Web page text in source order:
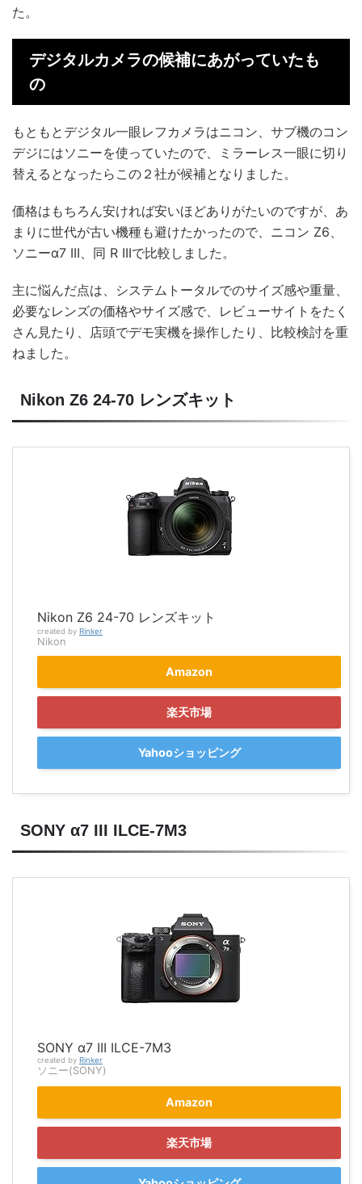
た。
デジタルカメラの候補にあがっていたも
の
もともとデジタル一眼レフカメラはニコン、サブ機のコン
デジにはソニーを使っていたので、ミラーレス一眼に切り
替えるとなったらこの２社が候補となりました。
価格はもちろん安ければ安いほどありがたいのですが、あ
まりに世代が古い機種も避けたかったので、ニコン Z6、
ソニーα7 III、同 R IIIで比較しました。
主に悩んだ点は、システムトータルでのサイズ感や重量、
必要なレンズの価格やサイズ感で、レビューサイトをたく
さん見たり、店頭でデモ実機を操作したり、比較検討を重
ねました。
Nikon Z6 24-70 レンズキット
Nikon Z6 24-70 レンズキット
created by Rinker
Nikon
Amazon
楽天市場
Yahooショッピング
SONY α7 III ILCE-7M3
SONY α7 III ILCE-7M3
created by Rinker
ソニー(SONY)
Amazon
楽天市場